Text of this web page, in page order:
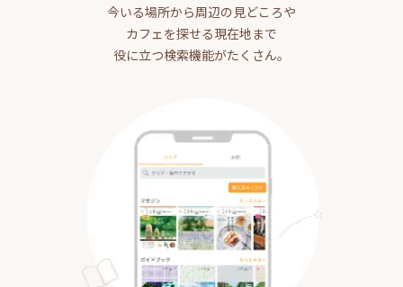
今いる場所から周辺の見どころや
カフェを探せる現在地まで
役に立つ検索機能がたくさん。